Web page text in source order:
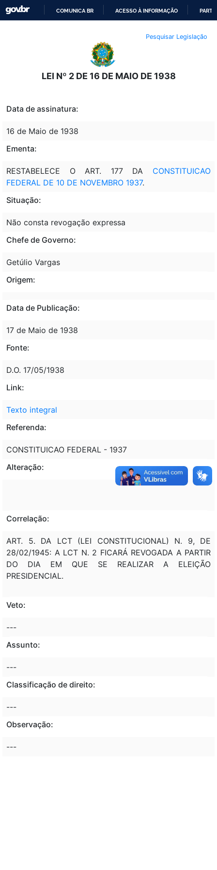
O
CONTEÚDO
COMUNICA BR ACESSO À INFORMAÇÃO
Pesquisar Legislação
LEI Nº 2 DE 16 DE MAIO DE 1938
Data de assinatura:
16 de Maio de 1938
Ementa:
RESTABELECE O ART. 177 DA CONSTITUICAO
FEDERAL DE 10 DE NOVEMBRO 1937.
Situação:
Não consta revogação expressa
Chefe de Governo:
Getúlio Vargas
Origem:
Data de Publicação:
17 de Maio de 1938
Fonte:
D.O. 17/05/1938
Link:
Texto integral
Referenda:
CONSTITUICAO FEDERAL - 1937
Alteração:
Correlação:
ART. 5. DA LCT (LEI CONSTITUCIONAL) N. 9, DE
28/02/1945: A LCT N. 2 FICARÁ REVOGADA A PARTIR
DO DIA EM QUE SE REALIZAR A ELEIÇÃO
PRESIDENCIAL.
Veto:
---
Assunto:
---
Classificação de direito:
---
Observação:
---